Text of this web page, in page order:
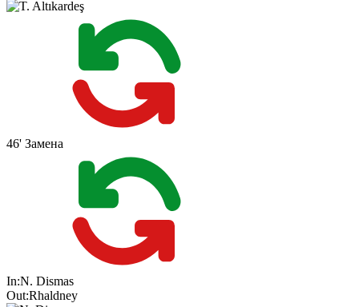
46' Замена
In:N. Dismas
Out:Rhaldney